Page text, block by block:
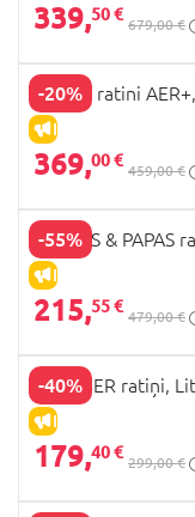
339,50 €
679,00 €
-20%
IZPĀRDOŠANA
JOOLZ ratini
369,00 €
459,00 €
-55%
IZPĀRDOŠANA
MAMAS & PAPAS
215,55 €
479,00 €
-40%
IZPĀRDOŠANA
GLOBBER ratiņi,
179,40 €
299,00 €